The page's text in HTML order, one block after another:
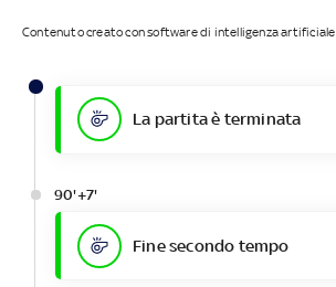
Contenuto creato con software di intelligenza artificiale
La partita è terminata
90'+7'
Fine secondo tempo